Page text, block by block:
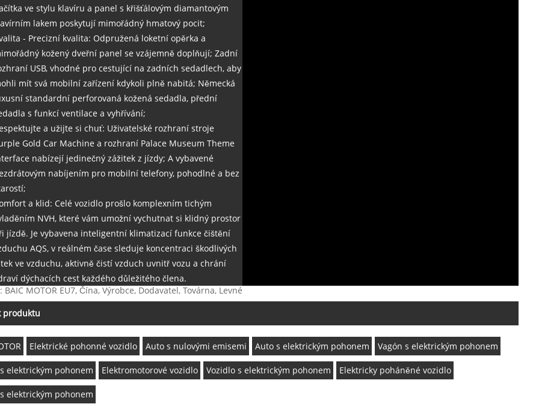
ve stylu klavíru a panel s křišťálovým diamantovým
lakem poskytují mimořádný hmatový pocit;
- Precizní kvalita: Odpružená loketní opěrka a
kožený dveřní panel se vzájemně doplňují; Zadní
USB, vhodné pro cestující na zadních sedadlech, aby
mít svá mobilní zařízení kdykoli plně nabitá; Německá
standardní perforovaná kožená sedadla, přední
s funkcí ventilace a vyhřívání;
a užijte si chuť: Uživatelské rozhraní stroje
Gold Car Machine a rozhraní Palace Museum Theme
nabízejí jedinečný zážitek z jízdy; A vybavené
nabíjením pro mobilní telefony, pohodlné a bez
a klid: Celé vozidlo prošlo komplexním tichým
NVH, které vám umožní vychutnat si klidný prostor
jízdě. Je vybavena inteligentní klimatizací funkce čištění
AQS, v reálném čase sleduje koncentraci škodlivých
ve vzduchu, aktivně čistí vzduch uvnitř vozu a chrání
dýchacích cest každého důležitého člena.
BAIC MOTOR EU7, Čína, Výrobce, Dodavatel, Továrna, Levné
produktu
Elektrické pohonné vozidlo Auto s nulovými emisemi Auto s elektrickým pohonem Vagón s elektrickým pohonem
elektrickým pohonem Elektromotorové vozidlo Vozidlo s elektrickým pohonem Elektricky poháněné vozidlo
elektrickým pohonem